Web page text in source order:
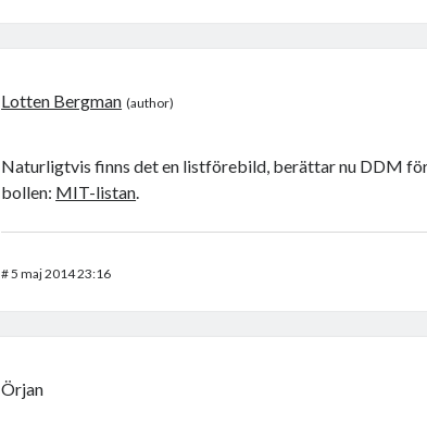
Lotten Bergman
Naturligtvis finns det en listförebild, berättar nu DDM
bollen: MIT-listan.
#5 maj 2014 23:16
Örjan